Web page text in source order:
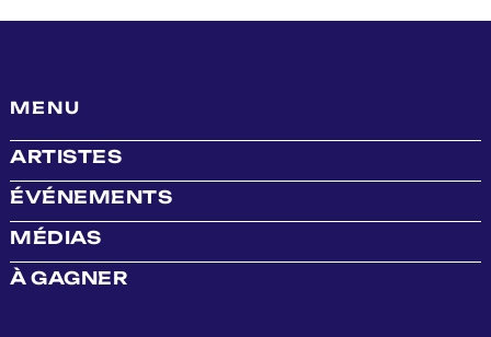
MENU
ARTISTES
ÉVÉNEMENTS
MÉDIAS
À GAGNER